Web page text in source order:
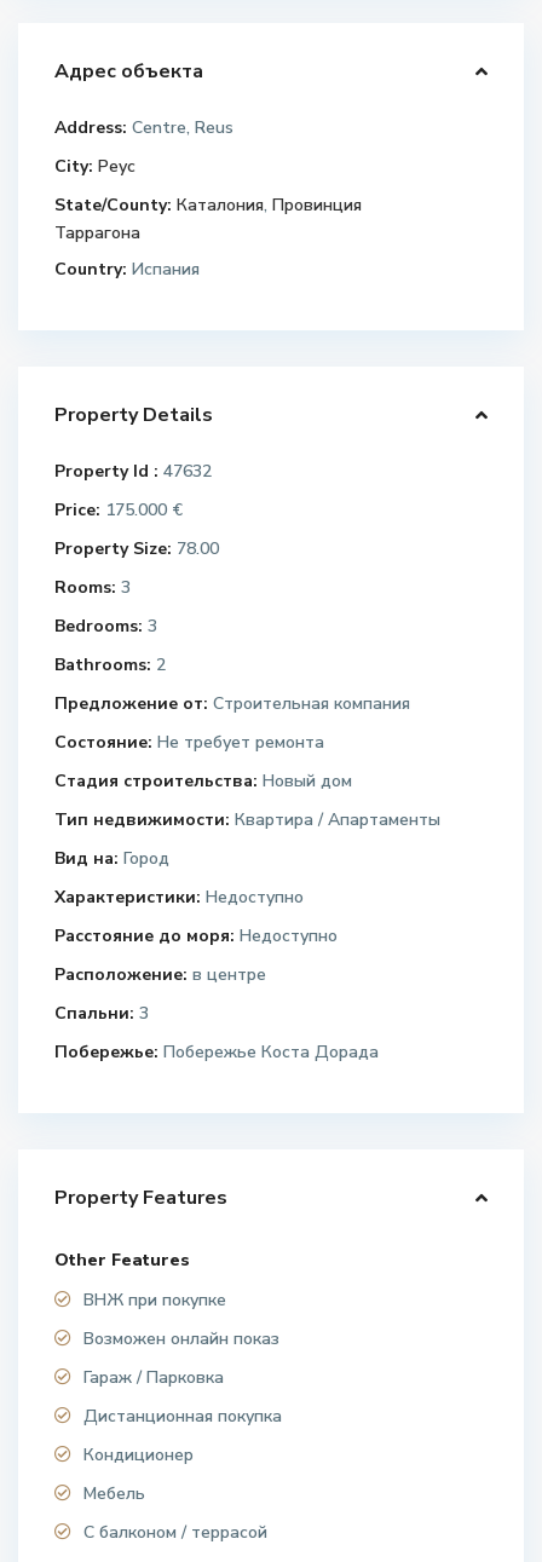
Адрес объекта
Address: Centre, Reus
City: Реус
State/County: Каталония,Провинция
Таррагона
Country: Испания
Property Details
Property Id : 47632
Price: 175.000 €
Property Size: 78.00
Rooms: 3
Bedrooms: 3
Bathrooms: 2
Предложение от: Строительная компания
Состояние: Не требует ремонта
Стадия строительства: Новый дом
Тип недвижимости: Квартира / Апартаменты
Вид на: Город
Характеристики: Недоступно
Расстояние до моря: Недоступно
Расположение: в центре
Спальни: 3
Побережье: Побережье Коста Дорада
Property Features
Other Features
ВНЖ при покупке
Возможен онлайн показ
Гараж / Парковка
Дистанционная покупка
Кондиционер
Мебель
С балконом / террасой